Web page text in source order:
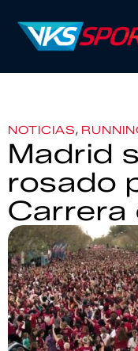
NOTICIAS,
Madrid
rosado
Carrera